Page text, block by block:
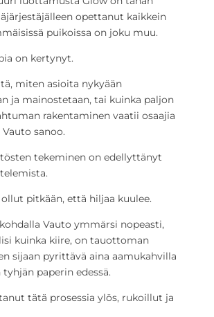
opettanut kaikkein
puikoissa on joku muu.
on kertynyt.
miten asioita nykyään
ja mainostetaan, tai kuinka paljon
rakentaminen vaatii osaajia
sanoo.
tekeminen on edellyttänyt
pitkään, että hiljaa kuulee.
Vauto ymmärsi nopeasti,
kuinka kiire, on tauottoman
sijaan pyrittävä aina aamukahvilla
paperin edessä.
tätä prosessia ylös, rukoillut ja